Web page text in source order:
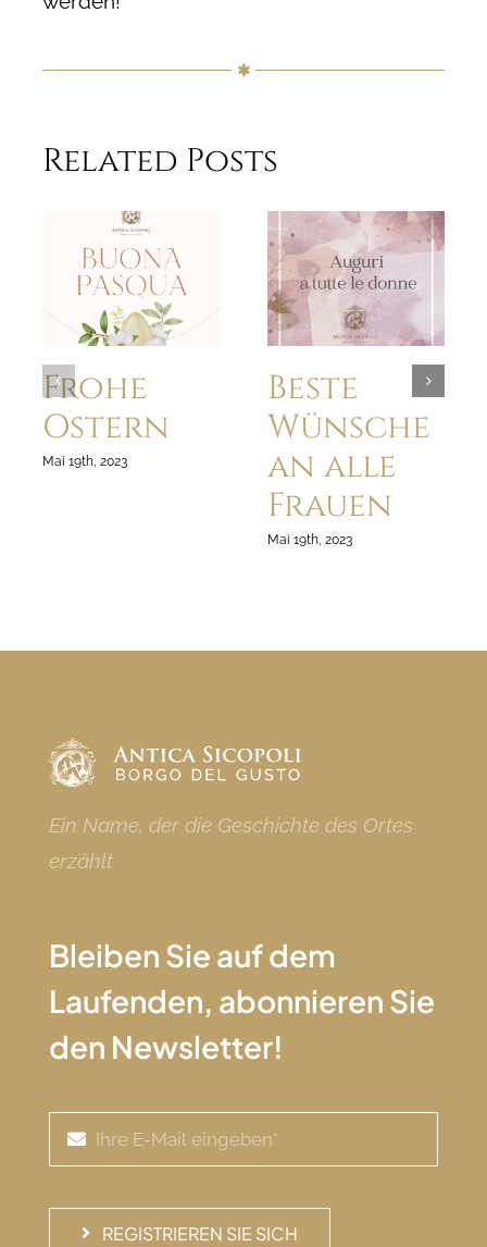
Related Posts
Frohe
Ostern
Mai 19th, 2023
Beste
Wünsche
an alle
Frauen
Mai 19th, 2023
Ein Name, der die Geschichte des Ortes
erzählt
Bleiben Sie auf dem
Laufenden, abonnieren Sie
den Newsletter!
REGISTRIEREN SIE SICH